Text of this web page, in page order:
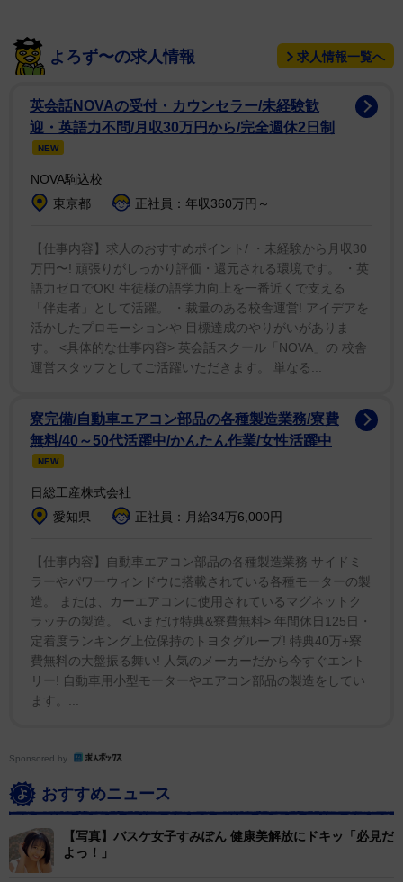
すみぽんは2001年8月12日生まれ、愛知県出身。得意
のバスケットボールとダンスをかけ合わせた動画を配信
し、注目を集める。今号に関しては「洋服を脱いでちょ
っとチラ見せ…みたいなショットを撮っていただきまし
た。ドキドキしてもらえたら嬉しいです」とコメントし
た。
ド」公開中の女優・出口夏希、デジタル写真集
『CRAZY ABOUT YOU』を発売した声優・進藤あま
ね、デジタル写真集『僕が君色に染まるまで』が発売中
のコスプレイヤー・かれしちゃん、「ミスマガジン
2023」読者特別賞に輝いた一ノ瀬瑠菜、グラビアアイド
ルの奥村梨穂が誌面を華やかに彩った。
よろず〜の求人情報 求人情報一覧へ
英会話NOVAの受付・カウンセラー/未経験歓
迎・英語力不問/月収30万円から/完全週休2日制
NEW
NOVA駒込校
東京都
正社員：年収360万円～
【仕事内容】求人のおすすめポイント/ ・未経験から月収30
万円〜! 頑張りがしっかり評価・還元される環境です。 ・英
語力ゼロでOK! 生徒様の語学力向上を一番近くで支える
「伴走者」として活躍。 ・裁量のある校舎運営! アイデアを
活かしたプロモーションや 目標達成のやりがいがありま
す。 <具体的な仕事内容> 英会話スクール「NOVA」の 校舎
運営スタッフとしてご活躍いただきます。 単なる...
寮完備/自動車エアコン部品の各種製造業務/寮費
無料/40～50代活躍中/かんたん作業/女性活躍中
NEW
日総工産株式会社
愛知県
正社員：月給34万6,000円
【仕事内容】自動車エアコン部品の各種製造業務 サイドミ
ラーやパワーウィンドウに搭載されている各種モーターの製
造。 または、カーエアコンに使用されているマグネットク
ラッチの製造。 <いまだけ特典&寮費無料> 年間休日125日・
定着度ランキング上位保持のトヨタグループ! 特典40万+寮
費無料の大盤振る舞い! 人気のメーカーだから今すぐエント
リー! 自動車用小型モーターやエアコン部品の製造をしてい
ます。...
Sponsored by
おすすめニュース
【写真】バスケ女子すみぽん 健康美解放にドキッ「必見だ
よっ！」